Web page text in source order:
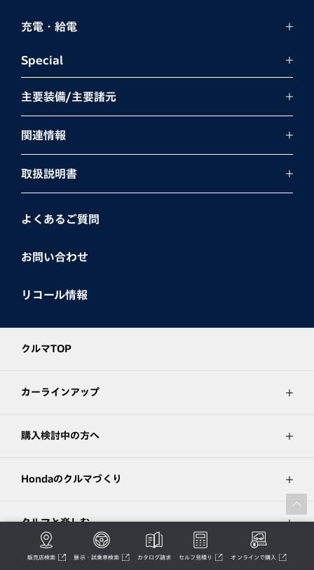
販売店検索 展示・試乗車検索 カタログ請求 セルフ見積り オンラインで購入
充電・給電
Special
主要装備/主要諸元
関連情報
取扱説明書
よくあるご質問
お問い合わせ
リコール情報
クルマTOP
カーラインアップ
購入検討中の方へ
Hondaのクルマづくり
クルマと楽しむ